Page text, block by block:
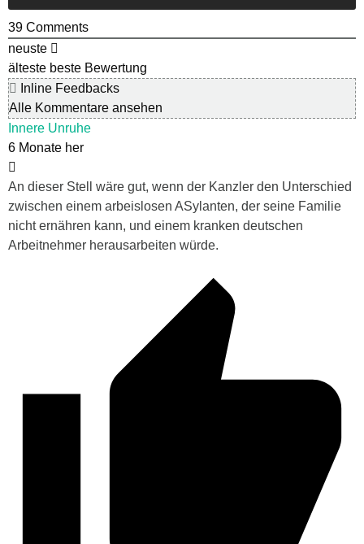
39 Comments
neuste
älteste beste Bewertung
Inline Feedbacks
Alle Kommentare ansehen
Innere Unruhe
6 Monate her
An dieser Stell wäre gut, wenn der Kanzler den Unterschied
zwischen einem arbeislosen ASylanten, der seine Familie
nicht ernähren kann, und einem kranken deutschen
Arbeitnehmer herausarbeiten würde.